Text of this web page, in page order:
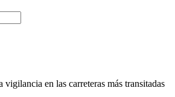
vigilancia en las carreteras más transitadas